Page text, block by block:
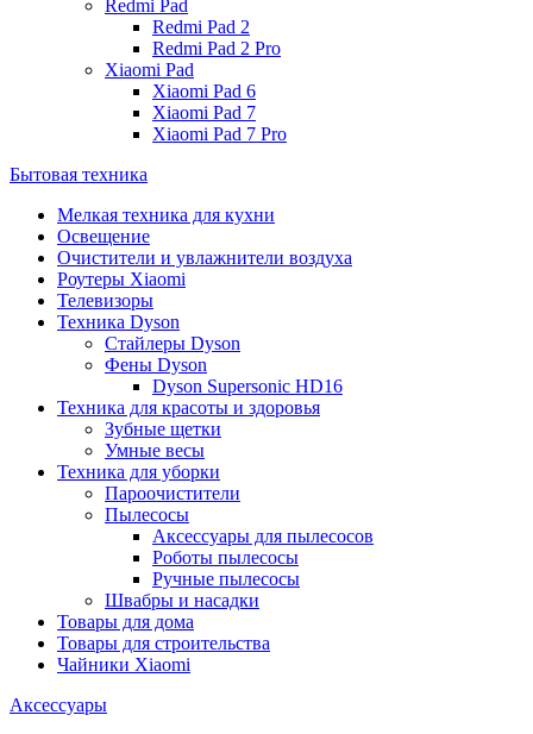
Redmi Pad
Redmi Pad 2
Redmi Pad 2 Pro
Xiaomi Pad
Xiaomi Pad 6
Xiaomi Pad 7
Xiaomi Pad 7 Pro
Бытовая техника
Мелкая техника для кухни
Освещение
Очистители и увлажнители воздуха
Роутеры Xiaomi
Телевизоры
Техника Dyson
Стайлеры Dyson
Фены Dyson
Dyson Supersonic HD16
Техника для красоты и здоровья
Зубные щетки
Умные весы
Техника для уборки
Пароочистители
Пылесосы
Аксессуары для пылесосов
Роботы пылесосы
Ручные пылесосы
Швабры и насадки
Товары для дома
Товары для строительства
Чайники Xiaomi
Аксессуары